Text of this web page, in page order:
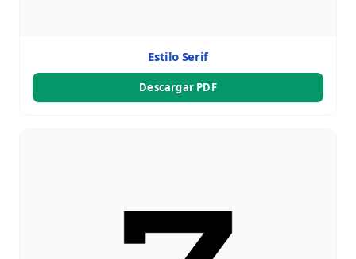
Estilo Serif
Descargar PDF